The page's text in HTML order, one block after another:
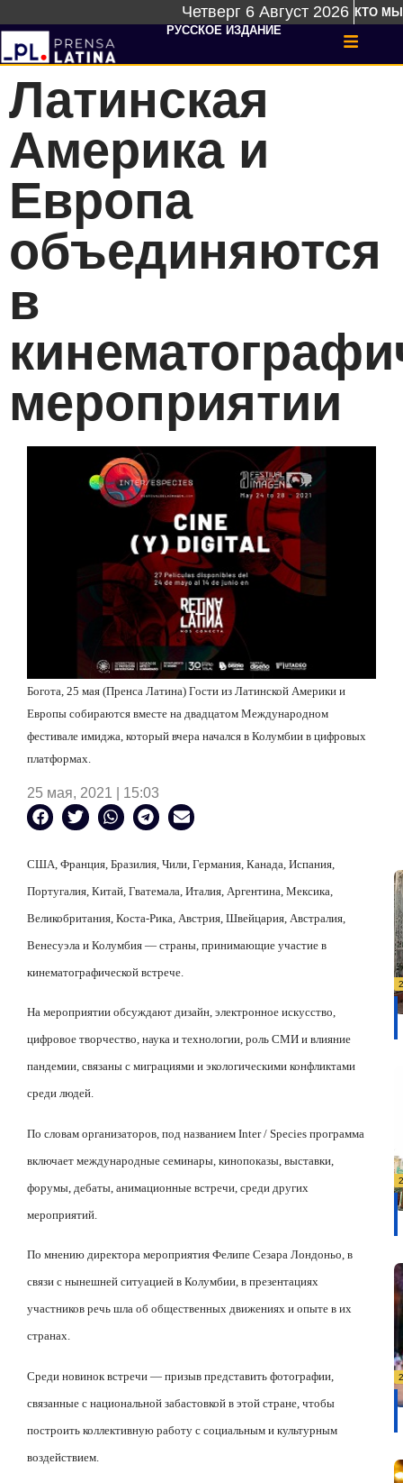
Четверг 6 Август 2026 КТО МЫ
РУССКОЕ ИЗДАНИЕ
Латинская
Америка и
Европа
объединяются
в
мероприятии
Богота, 25 мая (Пренса Латина) Гости из Латинской Америки и
Европы собираются вместе на двадцатом Международном
фестивале имиджа, который вчера начался в Колумбии в цифровых
платформах.
25 мая, 2021 | 15:03
США, Франция, Бразилия, Чили, Германия, Канада, Испания,
Португалия, Китай, Гватемала, Италия, Аргентина, Мексика,
Великобритания, Коста-Рика, Австрия, Швейцария, Австралия,
Венесуэла и Колумбия — страны, принимающие участие в
кинематографической встрече.
На мероприятии обсуждают дизайн, электронное искусство,
цифровое творчество, наука и технологии, роль СМИ и влияние
пандемии, связаны с миграциями и экологическими конфликтами
среди людей.
По словам организаторов, под названием Inter / Species программа
включает международные семинары, кинопоказы, выставки,
форумы, дебаты, анимационные встречи, среди других
мероприятий.
По мнению директора мероприятия Фелипе Сезара Лондоньо, в
связи с нынешней ситуацией в Колумбии, в презентациях
участников речь шла об общественных движениях и опыте в их
странах.
Среди новинок встречи — призыв представить фотографии,
связанные с национальной забастовкой в этой стране, чтобы
построить коллективную работу с социальным и культурным
воздействием.